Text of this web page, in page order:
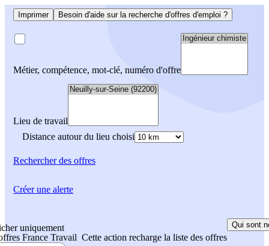
Imprimer Besoin d'aide sur la recherche d'offres d'emploi ?
Métier, compétence, mot-clé, numéro d'offre
Lieu de travail
Distance autour du lieu choisi
Rechercherdes offres
uniquement
France Travail Cette action recharge la liste des offres
Qui sont
Créer une alerte